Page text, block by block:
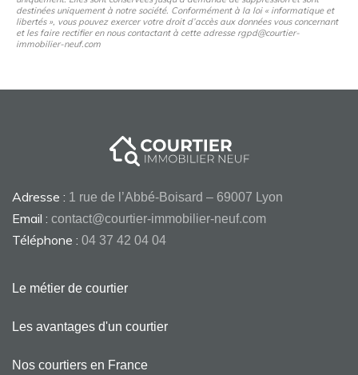
destinées uniquement à notre société. Conformément à la loi « informatique et
libertés », vous pouvez exercer votre droit d’accès aux données vous concernant
et les faire rectifier en nous contactant à cette adresse rgpd@courtier-
immobilier-neuf.com
Adresse : 1 rue de l’Abbé-Boisard – 69007 Lyon
Email : contact@courtier-immobilier-neuf.com
Téléphone : 04 37 42 04 04
Le métier de courtier
Les avantages d'un courtier
Nos courtiers en France